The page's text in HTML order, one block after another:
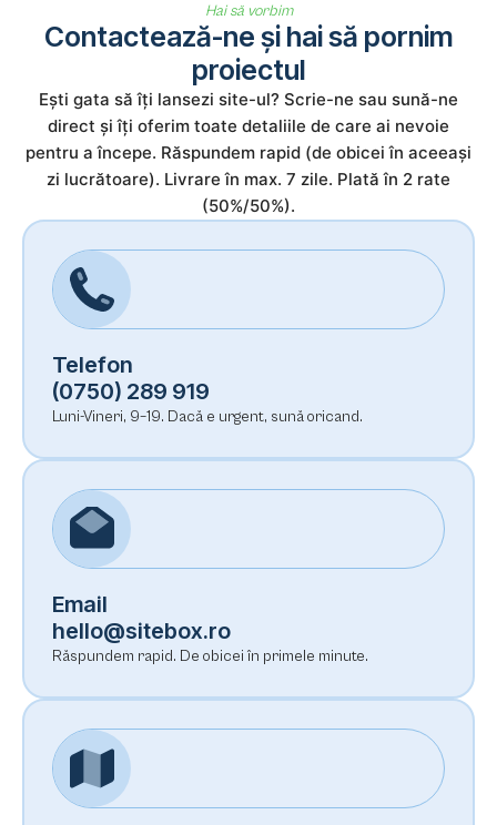
Hai să vorbim
Contactează-ne și hai să pornim
proiectul
Ești gata să îți lansezi site-ul? Scrie-ne sau sună-ne
direct și îți oferim toate detaliile de care ai nevoie
pentru a începe. Răspundem rapid (de obicei în aceeași
zi lucrătoare). Livrare în max. 7 zile. Plată în 2 rate
(50%/50%).
Telefon
(0750) 289 919
Luni-Vineri, 9–19. Dacă e urgent, sună oricand.
Email
hello@sitebox.ro
Răspundem rapid. De obicei în primele minute.